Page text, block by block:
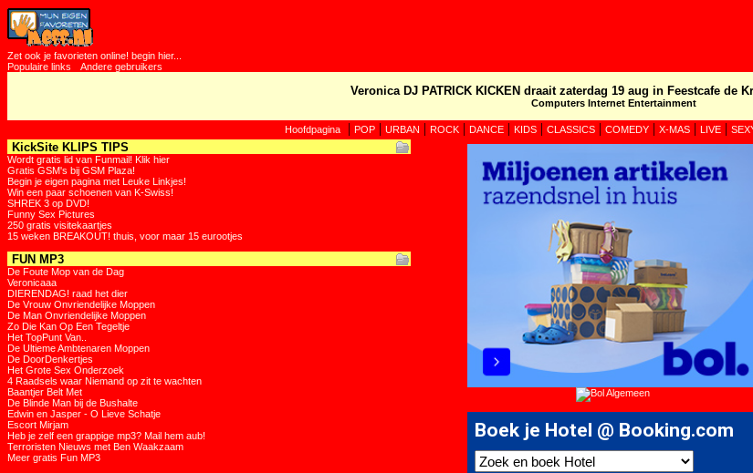
Zet ook je favorieten online! begin hier...
Populaire links
Andere gebruikers
Veronica DJ PATRICK KICKEN draait zaterdag 19 aug in Feestcafe de
Computers Internet Entertainment
Hoofdpagina | POP | URBAN | ROCK | DANCE | KIDS | CLASSICS | COMEDY | X-MAS | LIVE |
KickSite KLIPS TIPS
Wordt gratis lid van Funmail! Klik hier
Gratis GSM's bij GSM Plaza!
Begin je eigen pagina met Leuke Linkjes!
Win een paar schoenen van K-Swiss!
SHREK 3 op DVD!
Funny Sex Pictures
250 gratis visitekaartjes
15 weken BREAKOUT! thuis, voor maar 15 eurootjes
FUN MP3
De Foute Mop van de Dag
Veronicaaa
DIERENDAG! raad het dier
De Vrouw Onvriendelijke Moppen
De Man Onvriendelijke Moppen
Zo Die Kan Op Een Tegeltje
Het TopPunt Van..
De Ultieme Ambtenaren Moppen
De DoorDenkertjes
Het Grote Sex Onderzoek
4 Raadsels waar Niemand op zit te wachten
Baantjer Belt Met
De Blinde Man bij de Bushalte
Edwin en Jasper - O Lieve Schatje
Escort Mirjam
Heb je zelf een grappige mp3? Mail hem aub!
Terroristen Nieuws met Ben Waakzaam
Meer gratis Fun MP3